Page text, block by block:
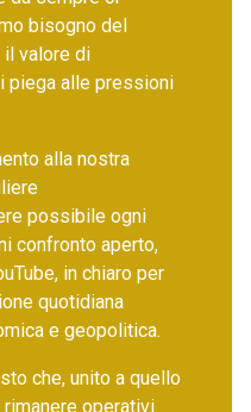
bisogno del
valore di
piega alle pressioni
alla nostra
possibile ogni
confronto aperto,
in chiaro per
quotidiana
e geopolitica.
che, unito a quello
operativi.